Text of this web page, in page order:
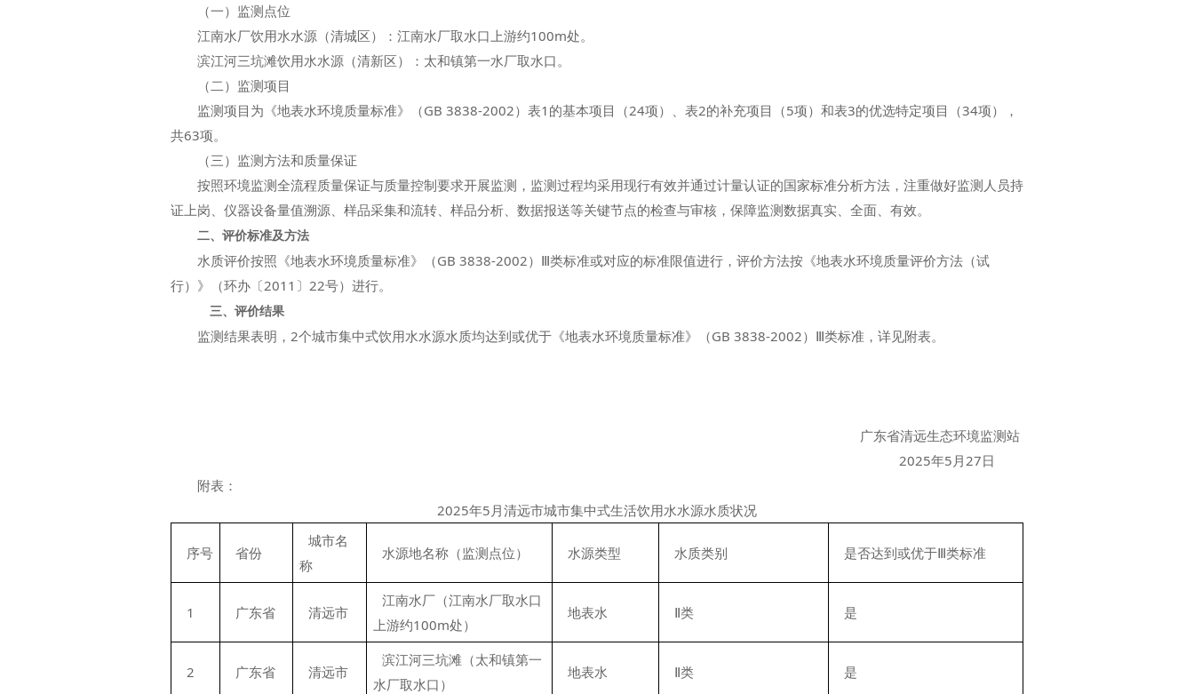
（一）监测点位
江南水厂饮用水水源（清城区）：江南水厂取水口上游约100m处。
滨江河三坑滩饮用水水源（清新区）：太和镇第一水厂取水口。
（二）监测项目
监测项目为《地表水环境质量标准》（GB 3838-2002）表1的基本项目（24项）、表2的补充项目（5项）和表3的优选特定项目（34项），
共63项。
（三）监测方法和质量保证
按照环境监测全流程质量保证与质量控制要求开展监测，监测过程均采用现行有效并通过计量认证的国家标准分析方法，注重做好监测人员持
证上岗、仪器设备量值溯源、样品采集和流转、样品分析、数据报送等关键节点的检查与审核，保障监测数据真实、全面、有效。
二、评价标准及方法
水质评价按照《地表水环境质量标准》（GB 3838-2002）Ⅲ类标准或对应的标准限值进行，评价方法按《地表水环境质量评价方法（试
行）》（环办〔2011〕22号）进行。
三、评价结果
监测结果表明，2个城市集中式饮用水水源水质均达到或优于《地表水环境质量标准》（GB 3838-2002）Ⅲ类标准，详见附表。
广东省清远生态环境监测站
2025年5月27日
附表：
2025年5月清远市城市集中式生活饮用水水源水质状况
序号 省份
城市名
称
水源地名称（监测点位） 水源类型 水质类别 是否达到或优于Ⅲ类标准
1 广东省 清远市
江南水厂（江南水厂取水口
上游约100m处）
地表水 Ⅱ类 是
2 广东省 清远市
滨江河三坑滩（太和镇第一
水厂取水口）
地表水 Ⅱ类 是